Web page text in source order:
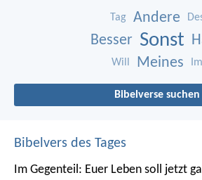
Tag Andere
Besser Sonst
Will Meines Im
Bibelverse suchen
Bibelvers des Tages
Im Gegenteil: Euer Leben soll jetzt